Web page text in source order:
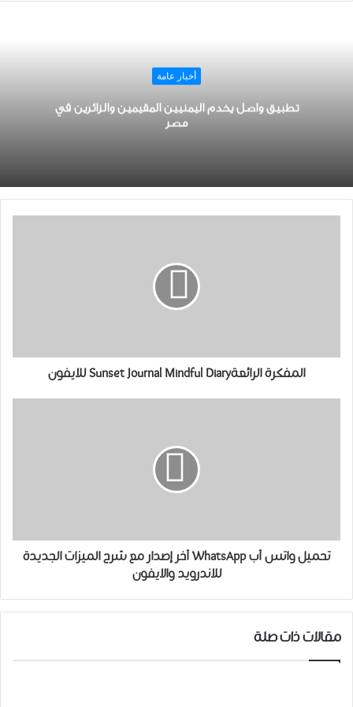
أخبار عامة
تطبيق واصل يخدم اليمنيين المقيمين والزائرين في
مصر
المفكرة الرائعةSunset Journal Mindful Diary للايفون
تحميل واتس آب WhatsApp آخر إصدار مع شرح الميزات الجديدة
للاندرويد والايفون
مقالات ذات صلة